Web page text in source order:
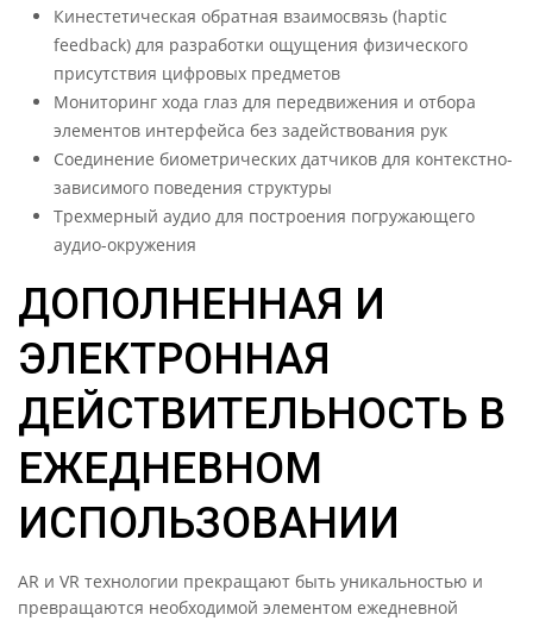
Кинестетическая обратная взаимосвязь (haptic
feedback) для разработки ощущения физического
присутствия цифровых предметов
Мониторинг хода глаз для передвижения и отбора
элементов интерфейса без задействования рук
Соединение биометрических датчиков для контекстно-
зависимого поведения структуры
Трехмерный аудио для построения погружающего
аудио-окружения
ДОПОЛНЕННАЯ И
ЭЛЕКТРОННАЯ
ДЕЙСТВИТЕЛЬНОСТЬ В
ЕЖЕДНЕВНОМ
ИСПОЛЬЗОВАНИИ
AR и VR технологии прекращают быть уникальностью и
превращаются необходимой элементом ежедневной